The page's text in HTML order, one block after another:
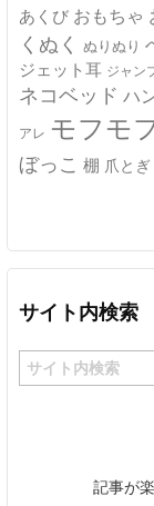
あくび おもちゃ
くぬく ぬりぬり
ジェット耳 ジャン
ネコベッド ハ
アレ モフモ
ぼっこ 棚 爪とぎ
サイト内検索
記事が